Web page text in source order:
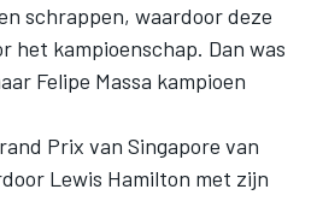
schrappen, waardoor deze
het kampioenschap. Dan was
Felipe Massa kampioen
Prix van Singapore van
Lewis Hamilton met zijn